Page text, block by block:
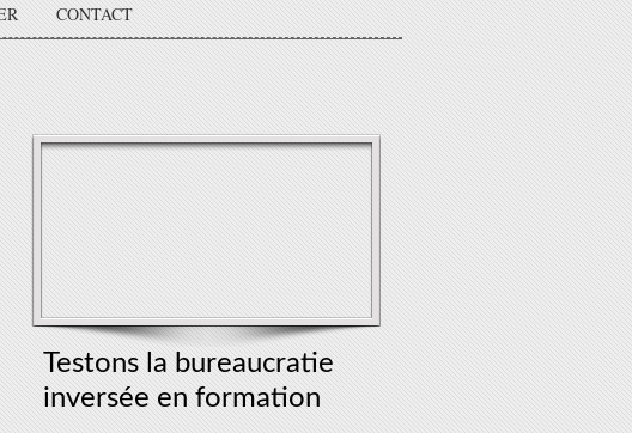
CONTACT
Testons la bureaucratie
inversée en formation